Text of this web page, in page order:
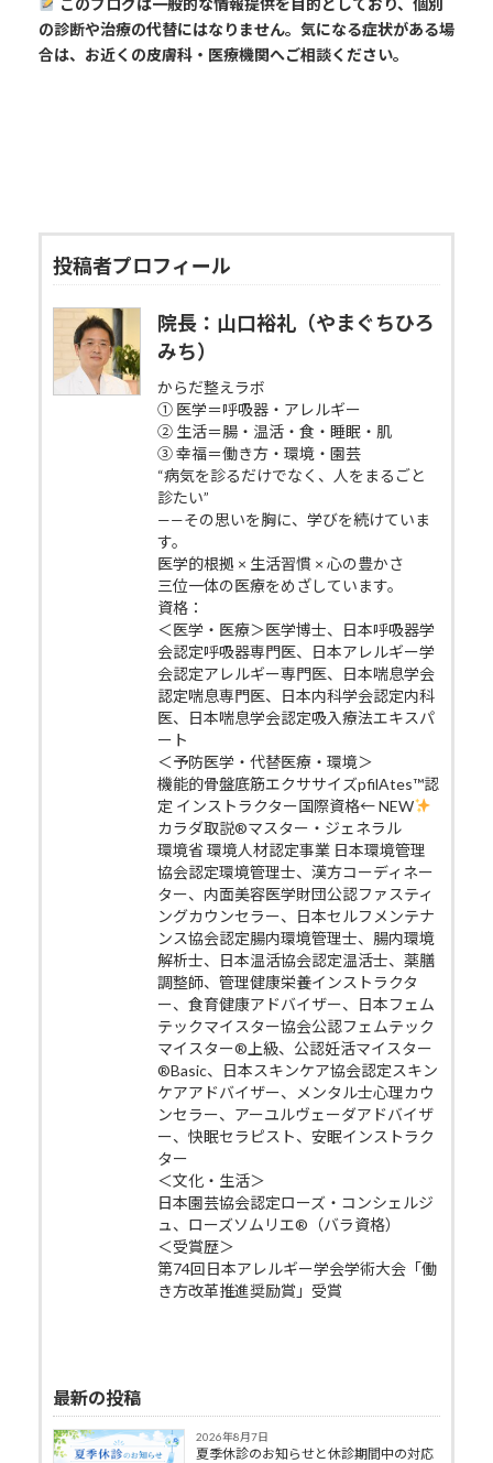
このブログは一般的な情報提供を目的としており、個別
の診断や治療の代替にはなりません。気になる症状がある場
合は、お近くの皮膚科・医療機関へご相談ください。
投稿者プロフィール
院長：山口裕礼（やまぐちひろ
みち）
からだ整えラボ
① 医学＝呼吸器・アレルギー
② 生活＝腸・温活・食・睡眠・肌
③ 幸福＝働き方・環境・園芸
“病気を診るだけでなく、人をまるごと
診たい”
——その思いを胸に、学びを続けていま
す。
医学的根拠 × 生活習慣 × 心の豊かさ
三位一体の医療をめざしています。
資格：
＜医学・医療＞医学博士、日本呼吸器学
会認定呼吸器専門医、日本アレルギー学
会認定アレルギー専門医、日本喘息学会
認定喘息専門医、日本内科学会認定内科
医、日本喘息学会認定吸入療法エキスパ
ート
＜予防医学・代替医療・環境＞
機能的骨盤底筋エクササイズpfilAtes™認
定 インストラクター国際資格← NEW
カラダ取説®マスター・ジェネラル
環境省 環境人材認定事業 日本環境管理
協会認定環境管理士、漢方コーディネー
ター、内面美容医学財団公認ファスティ
ングカウンセラー、日本セルフメンテナ
ンス協会認定腸内環境管理士、腸内環境
解析士、日本温活協会認定温活士、薬膳
調整師、管理健康栄養インストラクタ
ー、食育健康アドバイザー、日本フェム
テックマイスター協会公認フェムテック
マイスター®上級、公認妊活マイスター
®Basic、日本スキンケア協会認定スキン
ケアアドバイザー、メンタル士心理カウ
ンセラー、アーユルヴェーダアドバイザ
ー、快眠セラピスト、安眠インストラク
ター
＜文化・生活＞
日本園芸協会認定ローズ・コンシェルジ
ュ、ローズソムリエ®（バラ資格）
＜受賞歴＞
第74回日本アレルギー学会学術大会「働
き方改革推進奨励賞」受賞
最新の投稿
2026年8月7日
夏季休診のお知らせと休診期間中の対応